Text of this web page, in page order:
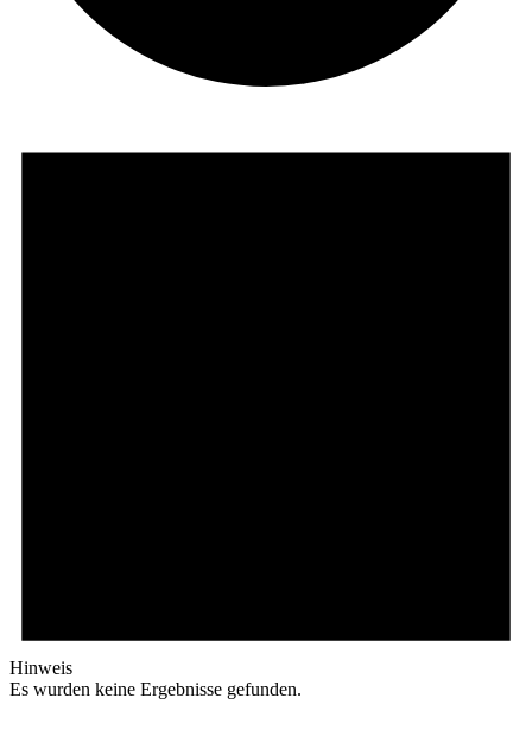
Hinweis
Es wurden keine Ergebnisse gefunden.